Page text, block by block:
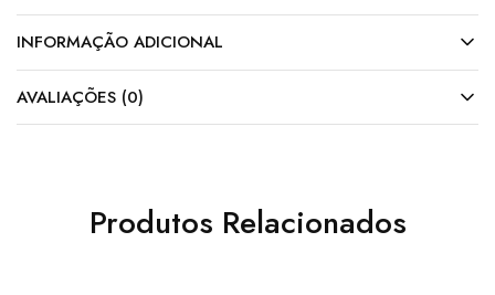
INFORMAÇÃO ADICIONAL
AVALIAÇÕES (0)
Produtos Relacionados